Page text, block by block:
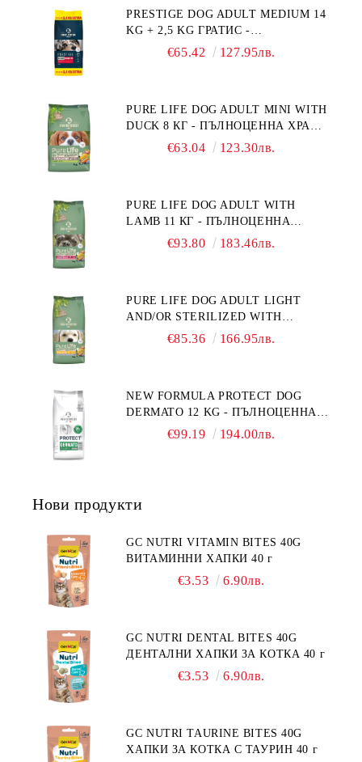
"РЕГУЛИРАНЕ НА ВНОСА НА
ГЛЮКОЗА (DIABETES MELLITUS)."
PRESTIGE DOG ADULT MEDIUM 14
KG + 2,5 KG ГРАТИС -
ПЪЛНОЦЕННА ХРАНА ЗА
€65.42 127.95лв.
PURE LIFE DOG ADULT MINI WITH
DUCK 8 КГ - ПЪЛНОЦЕННА ХРАНА
ЗА ПОРАСНАЛИ КУЧЕТА ОТ
ГЛУТЕН. ПРОИЗВЕДЕНА ВЪВ
ФРАНЦИЯ.
€63.04 123.30лв.
PURE LIFE DOG ADULT WITH
LAMB 11 КГ - ПЪЛНОЦЕННА
ХРАНА ЗА ПОРАСНАЛИ КУЧЕТА С
НАД 1 ГОДИНА. БЕЗ ЗЪРНО, БЕЗ
ГЛУТЕН. ПРОИЗВЕДЕНА ВЪВ
ФРАНЦИЯ.
€93.80 183.46лв.
PURE LIFE DOG ADULT LIGHT
AND/OR STERILIZED WITH
CHICKEN 12 КГ - ПЪЛНОЦЕННА
КАСТРИРАНИ КУЧЕТА ОТ ВСИЧКИ
ПОРОДИ НА ВЪЗРАСТ НАД 1
ГОДИНА, С ПИЛЕ. БЕЗ ЗЪРНО, БЕЗ
€85.36 166.95лв.
NEW FORMULA PROTECT DOG
DERMATO 12 KG - ПЪЛНОЦЕННА
ДИЕТИЧНА ХРАНА ЗА КУЧЕТА
ЗАГУБА НА КОЗИНА".
НЕПОНОСИМОСТТА КЪМ НЯКОИ
СЪСТАВКИ И ХРАНИ
€99.19 194.00лв.
Нови продукти
GC NUTRI VITAMIN BITES 40G
ВИТАМИННИ ХАПКИ 40 г
€3.53 6.90лв.
GC NUTRI DENTAL BITES 40G
ДЕНТАЛНИ ХАПКИ ЗА КОТКА 40 г
€3.53 6.90лв.
GC NUTRI TAURINE BITES 40G
ХАПКИ ЗА КОТКА С ТАУРИН 40 г